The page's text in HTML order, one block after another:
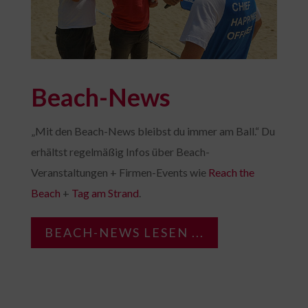
Beach-News
„Mit den Beach-News bleibst du immer am Ball.“ Du
erhältst regelmäßig Infos über Beach-
Veranstaltungen + Firmen-Events wie Reach the
Beach + Tag am Strand.
BEACH-NEWS LESEN ...